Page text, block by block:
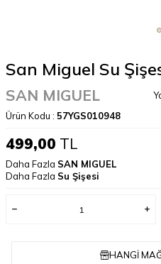
San Miguel Su
SAN MIGUEL
Ürün Kodu : 57YGS010948
499,00 TL
Daha Fazla SAN MIGUEL
Daha Fazla Su Şişesi
HANGI